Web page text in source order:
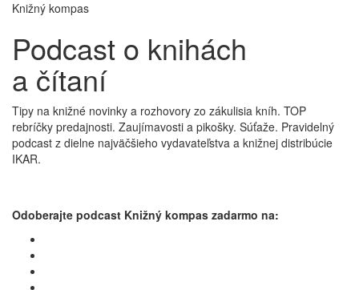
Knižný kompas
Podcast o knihách
a čítaní
Tipy na knižné novinky a rozhovory zo zákulisia kníh. TOP
rebríčky predajnosti. Zaujímavosti a pikošky. Súťaže. Pravidelný
podcast z dielne najväčšieho vydavateľstva a knižnej distribúcie
IKAR.
Odoberajte podcast Knižný kompas zadarmo na: